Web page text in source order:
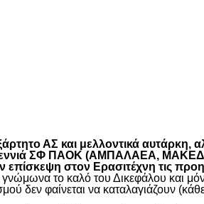
ΑΣ και μελλοντικά αυτάρκη,
εννιά ΣΦ ΠΑΟΚ (ΑΜΠΑΛΑΕΑ,
στον Ερασιτέχνη τις
το καλό του Δικεφάλου και
δεν φαίνεται να καταλαγιάζουν